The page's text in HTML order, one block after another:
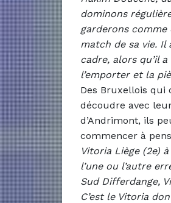
dominons
garderons comme
match de sa vie.
cadre, alors qu’il
l’emporter et la
Des Bruxellois
découdre avec
d’Andrimont, ils
commencer à
Vitoria Liège (2e)
l’une ou l’autre
Sud Differdange,
C’est le Vitoria